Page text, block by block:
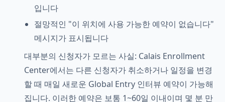
입니다
절망적인 "이 위치에 사용 가능한 예약이 없습니다"
메시지가 표시됩니다
대부분의 신청자가 모르는 사실: Calais Enrollment
Center에서는 다른 신청자가 취소하거나 일정을 변경
할 때 매일 새로운 Global Entry 인터뷰 예약이 가능해
집니다. 이러한 예약은 보통 1~60일 이내이며 몇 분 만